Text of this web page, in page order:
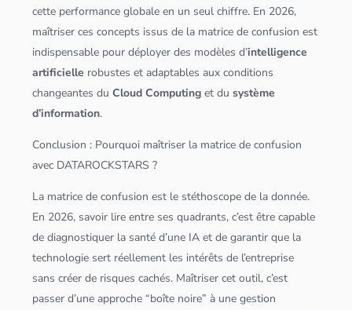
cette performance globale en un seul chiffre. En 2026,
maîtriser ces concepts issus de la matrice de confusion est
indispensable pour déployer des modèles d’intelligence
artificielle robustes et adaptables aux conditions
changeantes duCloud Computing et dusystème
d’information.
Conclusion : Pourquoi maîtriser la matrice de confusion
avec DATAROCKSTARS ?
La matrice de confusion est le stéthoscope de la donnée.
En 2026, savoir lire entre ses quadrants, c’est être capable
de diagnostiquer la santé d’une IA et de garantir que la
technologie sert réellement les intérêts de l’entreprise
sans créer de risques cachés. Maîtriser cet outil, c’est
passer d’une approche “boîte noire” à une gestion